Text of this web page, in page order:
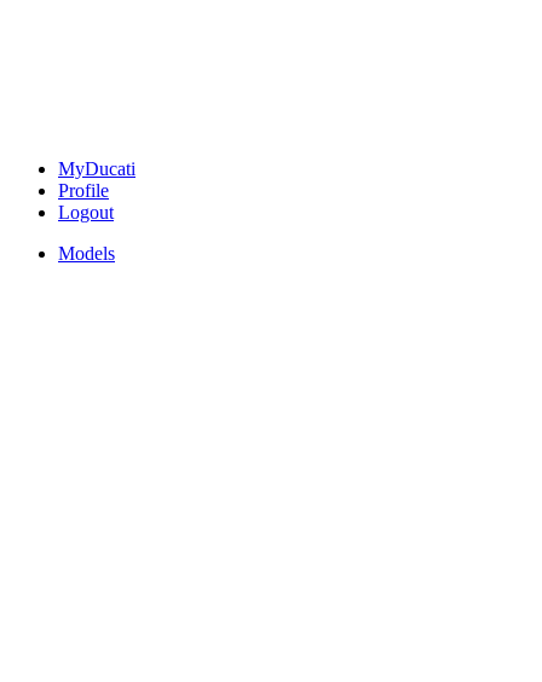
MyDucati
Profile
Logout
Models